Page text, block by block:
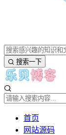
搜索一下
首页
网站源码